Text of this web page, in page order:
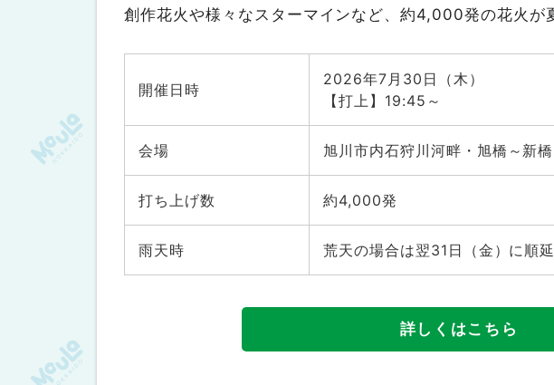
必ずご確認ください
創作花火や様々なスターマインなど、約4,000発の花火が
開催日時
2026年7月30日（木）
【打上】19:45～
会場 旭川市内石狩川河畔・旭橋～新
打ち上げ数 約4,000発
雨天時 荒天の場合は翌31日（金）に順延
詳しくはこちら